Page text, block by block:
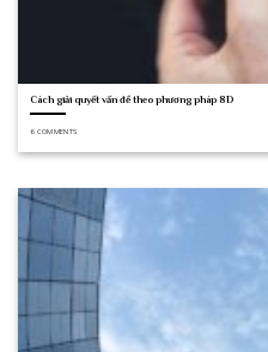
Cách giải quyết vấn đề theo phương pháp 8D
6 COMMENTS